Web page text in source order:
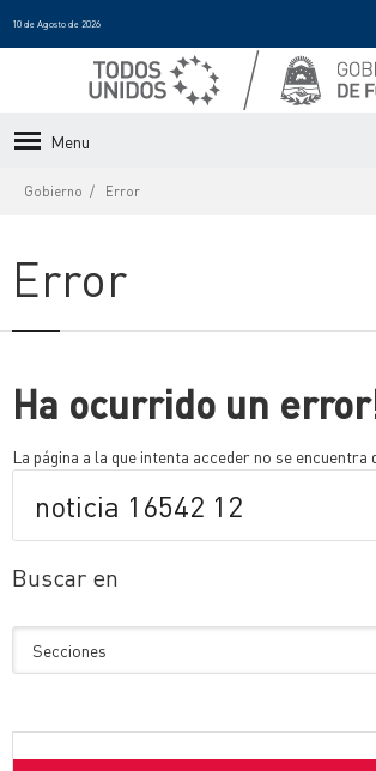
10 de Agosto de 2026
Menu
Gobierno Error
Error
Ha ocurrido un
La página a la que intenta acceder no se encuentra
Buscar en